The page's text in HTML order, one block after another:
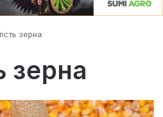
зерна
зерна